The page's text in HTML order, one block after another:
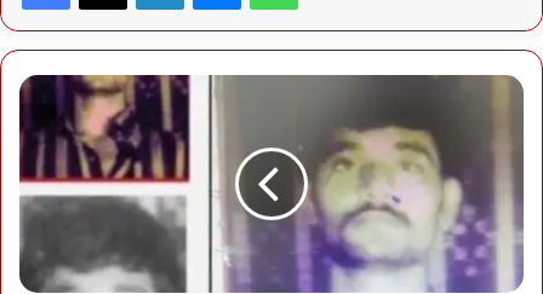
करने का काम कर रहा है।